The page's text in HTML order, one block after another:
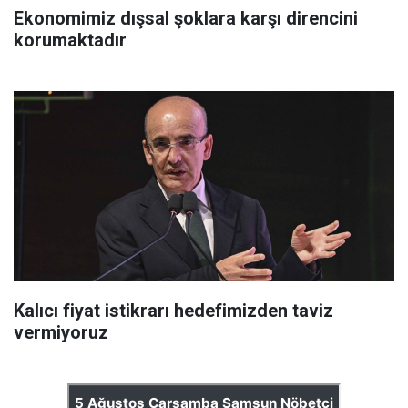
Ekonomimiz dışsal şoklara karşı direncini
korumaktadır
Kalıcı fiyat istikrarı hedefimizden taviz
vermiyoruz